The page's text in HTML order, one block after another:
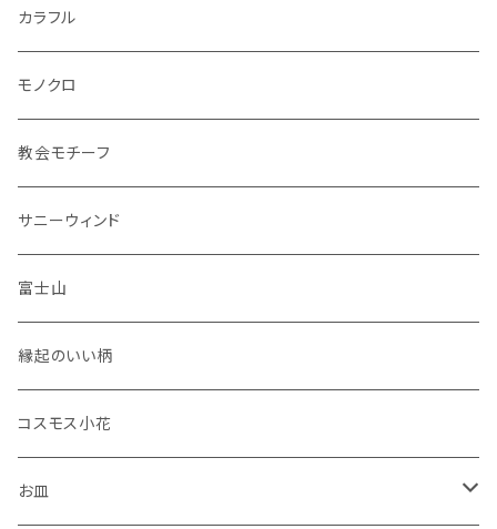
・小鳥
シマエナガ
マグカップ
コップ
花瓶
セット品
カラフル
モノクロ
教会モチーフ
サニーウィンド
富士山
縁起のいい柄
コスモス小花
お皿